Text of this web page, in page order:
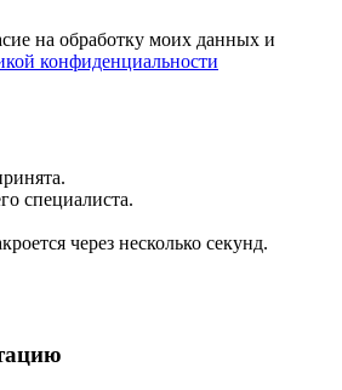
на обработку моих данных и
конфиденциальности
специалиста.
через несколько секунд.